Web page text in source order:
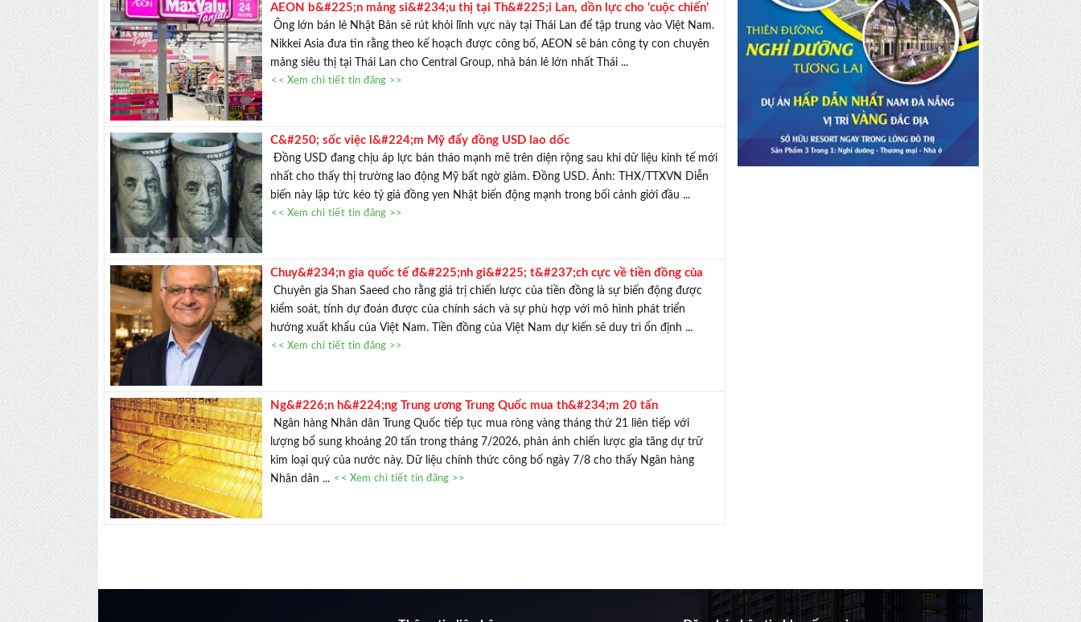
AEON b&#225;n mảng si&#234;u thị tại Th&#225;i Lan, dồn lực cho ‘cuộc chiến’
tại Việt Nam
Ông lớn bán lẻ Nhật Bản sẽ rút khỏi lĩnh vực này tại Thái Lan để tập trung vào Việt Nam.
Nikkei Asia đưa tin rằng theo kế hoạch được công bố, AEON sẽ bán công ty con chuyên
mảng siêu thị tại Thái Lan cho Central Group, nhà bán lẻ lớn nhất Thái ...
<< Xem chi tiết tin đăng >>
C&#250; sốc việc l&#224;m Mỹ đẩy đồng USD lao dốc
Đồng USD đang chịu áp lực bán tháo mạnh mẽ trên diện rộng sau khi dữ liệu kinh tế mới
nhất cho thấy thị trường lao động Mỹ bất ngờ giảm. Đồng USD. Ảnh: THX/TTXVN Diễn
biến này lập tức kéo tỷ giá đồng yen Nhật biến động mạnh trong bối cảnh giới đầu ...
<< Xem chi tiết tin đăng >>
Chuy&#234;n gia quốc tế đ&#225;nh gi&#225; t&#237;ch cực về tiền đồng của
Việt Nam
Chuyên gia Shan Saeed cho rằng giá trị chiến lược của tiền đồng là sự biến động được
kiểm soát, tính dự đoán được của chính sách và sự phù hợp với mô hình phát triển
hướng xuất khẩu của Việt Nam. Tiền đồng của Việt Nam dự kiến sẽ duy trì ổn định ...
<< Xem chi tiết tin đăng >>
Ng&#226;n h&#224;ng Trung ương Trung Quốc mua th&#234;m 20 tấn
v&#224;ng trong th&#225;ng 7
Ngân hàng Nhân dân Trung Quốc tiếp tục mua ròng vàng tháng thứ 21 liên tiếp với
lượng bổ sung khoảng 20 tấn trong tháng 7/2026, phản ánh chiến lược gia tăng dự trữ
kim loại quý của nước này. Dữ liệu chính thức công bố ngày 7/8 cho thấy Ngân hàng
Nhân dân ... << Xem chi tiết tin đăng >>